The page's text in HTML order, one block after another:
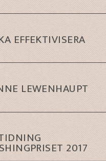
EFFEKTIVISERA
LEWENHAUPT
2017